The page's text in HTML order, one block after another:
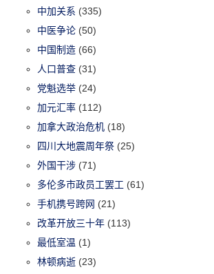
中加关系 (335)
中医争论 (50)
中国制造 (66)
人口普查 (31)
党魁选举 (24)
加元汇率 (112)
加拿大政治危机 (18)
四川大地震周年祭 (25)
外国干涉 (71)
多伦多市政员工罢工 (61)
手机携号跨网 (21)
改革开放三十年 (113)
最低室温 (1)
林顿病逝 (23)